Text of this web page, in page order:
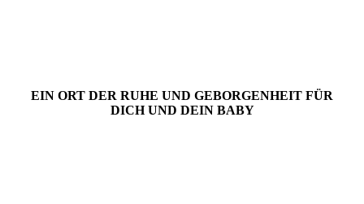
EIN ORT DER RUHE UND GEBORGENHEIT FÜR
DICH UND DEIN BABY